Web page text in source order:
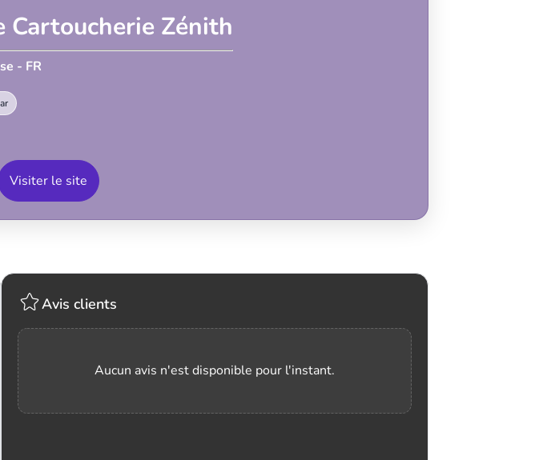
Cartoucherie Zénith
- FR
Visiter le site
Avis clients
Aucun avis n'est disponible pour l'instant.